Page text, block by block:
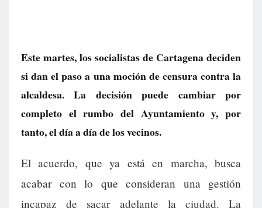
Este martes, los socialistas de Cartagena deciden
si dan el paso a una moción de censura contra la
alcaldesa. La decisión puede cambiar por
completo el rumbo del Ayuntamiento y, por
tanto, el día a día de los vecinos.
El acuerdo, que ya está en marcha, busca
acabar con lo que consideran una gestión
incapaz de sacar adelante la ciudad. La